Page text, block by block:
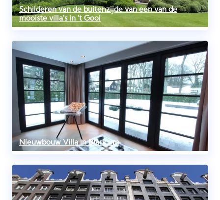
Schilderen van de buitenzijde van een van de
mooiste villa's in 't Gooi
Nieuwbouw Villa in Blaricum